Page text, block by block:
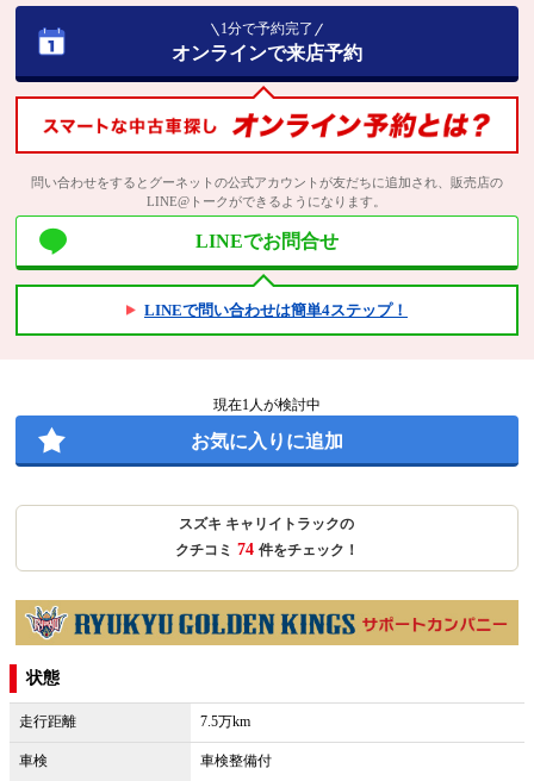
1分で予約完了
オンラインで来店予約
問い合わせをするとグーネットの公式アカウントが友だちに追加され、販売店の
LINE@トークができるようになります。
LINEでお問合せ
LINEで問い合わせは簡単4ステップ！
現在1 人が検討中
お気に入りに追加
スズキ キャリイトラックの
クチコミ 74 件をチェック！
状態
走行距離 7.5万km
車検 車検整備付